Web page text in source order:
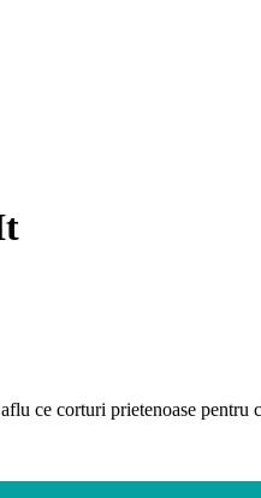
ce corturi prietenoase pentru